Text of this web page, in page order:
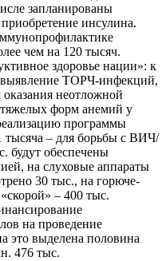
запланированы
инсулина.
чем на 120 тысяч.
здоровье нации»: к
ТОРЧ-инфекций,
неотложной
форм анемий у
программы
тысяча – для борьбы с ВИЧ/
будут обеспечены
на слуховые аппараты
30 тыс., на горюче-
– 400 тыс.
на проведение
это выделена половина
476 тыс.